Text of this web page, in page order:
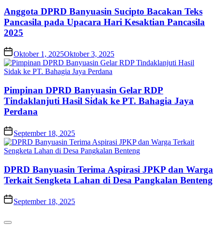
Anggota DPRD Banyuasin Sucipto Bacakan Teks
Pancasila pada Upacara Hari Kesaktian Pancasila
2025
Oktober 1, 2025Oktober 3, 2025
Pimpinan DPRD Banyuasin Gelar RDP
Tindaklanjuti Hasil Sidak ke PT. Bahagia Jaya
Perdana
September 18, 2025
DPRD Banyuasin Terima Aspirasi JPKP dan Warga
Terkait Sengketa Lahan di Desa Pangkalan Benteng
September 18, 2025